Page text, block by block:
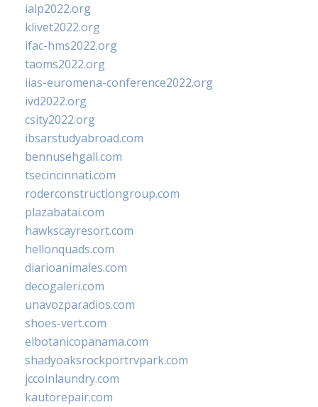
ialp2022.org
klivet2022.org
ifac-hms2022.org
taoms2022.org
iias-euromena-conference2022.org
ivd2022.org
csity2022.org
ibsarstudyabroad.com
bennusehgall.com
tsecincinnati.com
roderconstructiongroup.com
plazabatai.com
hawkscayresort.com
hellonquads.com
diarioanimales.com
decogaleri.com
unavozparadios.com
shoes-vert.com
elbotanicopanama.com
shadyoaksrockportrvpark.com
jccoinlaundry.com
kautorepair.com